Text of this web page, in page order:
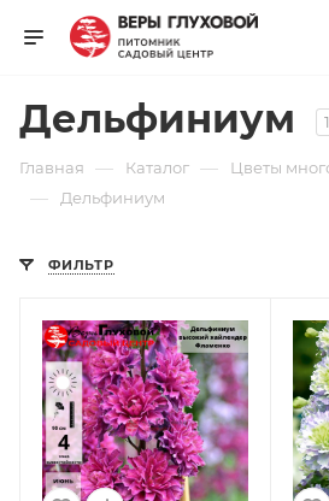
Дельфиниум
Главная — Каталог — Цветы
— Дельфиниум
ФИЛЬТР